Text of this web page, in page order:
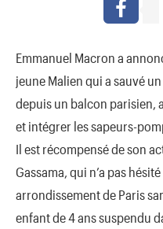
Emmanuel Macron a
jeune Malien qui a sauvé
depuis un balcon parisien,
et intégrer les sapeurs-
Il est récompensé de son
Gassama, qui n’a pas
arrondissement de Paris
enfant de 4 ans suspendu